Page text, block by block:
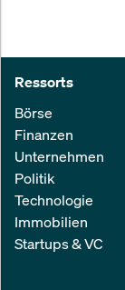
Ressorts
Börse
Finanzen
Unternehmen
Politik
Technologie
Immobilien
Startups & VC